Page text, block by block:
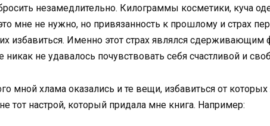
незамедлительно. Килограммы косметики, куча
мне не нужно, но привязанность к прошлому и страх
избавиться. Именно этот страх являлся сдерживающим
никак не удавалось почувствовать себя счастливой и
мной хлама оказались и те вещи, избавиться от
тот настрой, который придала мне книга. Например: